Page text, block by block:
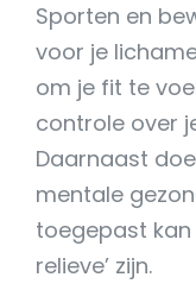
Sporten en
voor je
om je fit te
controle over
Daarnaast
mentale
toegepast kan
relieve’ zijn.